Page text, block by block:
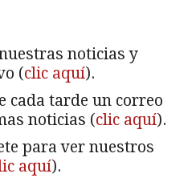
noticias y
(clic aquí).
cada tarde un correo
noticias (clic aquí).
para ver nuestros
aquí).